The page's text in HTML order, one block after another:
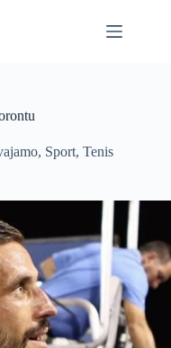
, Sport, Tenis